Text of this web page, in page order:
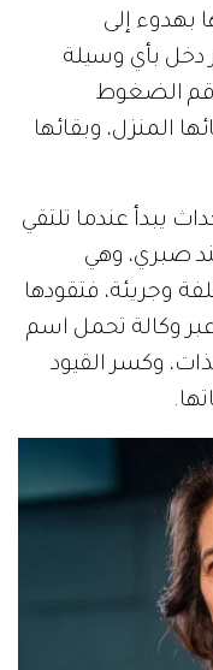
بهدوء إلى
بأي وسيلة
الضغوط
المنزل، وبقائها
يبدأ عندما تلتقي
صبري، وهي
وجريئة، فتقودها
وكالة تحمل اسم
وكسر القيود